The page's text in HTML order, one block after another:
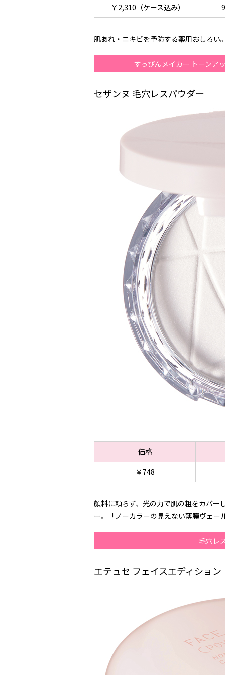
￥2,310（ケース込み）
肌あれ・ニキビを予防する薬用おしろい
すっぴんメイカー トーンア
セザンヌ 毛穴レスパウダー
価格
￥748
顔料に頼らず、光の力で肌の粗をカバー
ー。「ノーカラーの見えない薄膜ヴェ
毛穴レ
エテュセ フェイスエディショ